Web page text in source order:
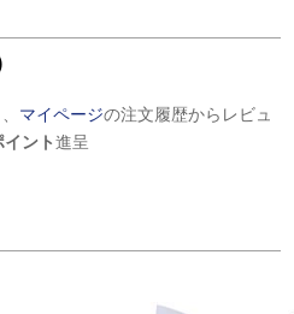
マイページの注文履歴からレビュ
ント進呈